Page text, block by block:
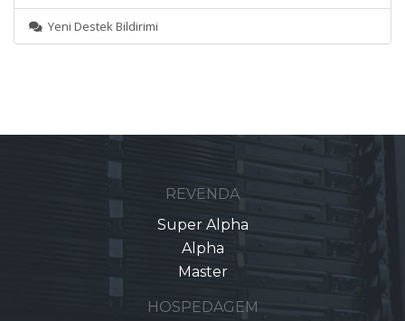
Yeni Destek Bildirimi
REVENDA
Super Alpha
Alpha
Master
HOSPEDAGEM